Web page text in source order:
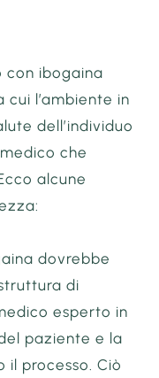
con ibogaina
l’ambiente in
dell’individuo
che
alcune
dovrebbe
di
esperto in
paziente e la
processo. Ciò